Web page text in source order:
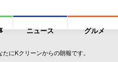
ニュース グルメ
にKクリーンからの朗報です。